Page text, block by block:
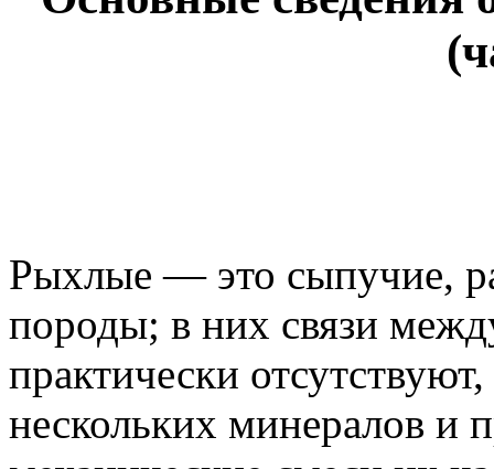
Рыхлые — это сыпучие,
породы; в них связи
практически
нескольких минералов и